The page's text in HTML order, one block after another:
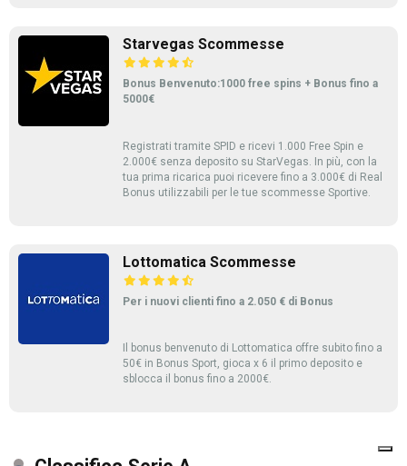
Starvegas Scommesse
Bonus Benvenuto:1000 free spins + Bonus fino a
5000€
Registrati tramite SPID e ricevi 1.000 Free Spin e
2.000€ senza deposito su StarVegas. In più, con la
tua prima ricarica puoi ricevere fino a 3.000€ di Real
Bonus utilizzabili per le tue scommesse Sportive.
Lottomatica Scommesse
Per i nuovi clienti fino a 2.050 € di Bonus
Il bonus benvenuto di Lottomatica offre subito fino a
50€ in Bonus Sport, gioca x 6 il primo deposito e
sblocca il bonus fino a 2000€.